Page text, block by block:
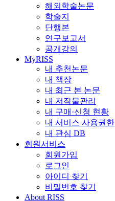
해외학술논문
학술지
단행본
연구보고서
공개강의
MyRISS
내 추천논문
내 책장
내 최근 본 논문
내 저작물관리
내 구매·신청 현황
내 서비스 사용권한
내 관심 DB
회원서비스
회원가입
로그인
아이디 찾기
비밀번호 찾기
About RISS